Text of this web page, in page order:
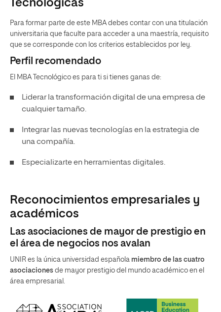
Tecnológicas
Para formar parte de este MBA debes contar con una titulación
universitaria que faculte para acceder a una maestría, requisito
que se corresponde con los criterios establecidos por ley.
Perfil recomendado
El MBA Tecnológico es para ti si tienes ganas de:
Liderar la transformación digital de una empresa de
cualquier tamaño.
Integrar las nuevas tecnologías en la estrategia de
una compañía.
Especializarte en herramientas digitales.
Reconocimientos empresariales y
académicos
Las asociaciones de mayor de prestigio en
el área de negocios nos avalan
UNIR es la única universidad española miembro de las cuatro
asociaciones de mayor prestigio del mundo académico en el
área empresarial.